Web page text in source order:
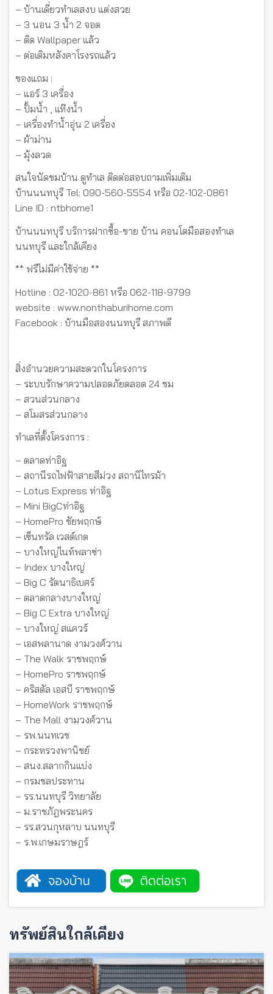
– บ้านเดี่ยวทำเลสงบ แต่งสวย
– 3 นอน 3 น้ำ 2 จอด
– ติด Wallpaper แล้ว
– ต่อเติมหลังคาโรงรถแล้ว
ของแถม :
– แอร์ 3 เครื่อง
– ปั้มน้ำ , แท๊งน้ำ
– เครื่องทำน้ำอุ่น 2 เครื่อง
– ผ้าม่าน
– มุ้งลวด
สนใจนัดชมบ้าน ดูทำเล ติดต่อสอบถามเพิ่มเติม
บ้านนนทบุรี Tel: 090-560-5554 หรือ 02-102-0861
Line ID : ntbhome1
บ้านนนทบุรี บริการฝากซื้อ-ขาย บ้าน คอนโดมือสองทำเล
นนทบุรี และใกล้เคียง
** ฟรีไม่มีค่าใช้จ่าย **
Hotline : 02-1020-861 หรือ 062-118-9799
website : www.nonthaburihome.com
Facebook : บ้านมือสองนนทบุรี สภาพดี
สิ่งอำนวยความสะดวกในโครงการ
– ระบบรักษาความปลอดภัยตลอด 24 ชม
– สวนส่วนกลาง
– สโมสรส่วนกลาง
ทำเลที่ตั้งโครงการ :
– ตลาดท่าอิฐ
– สถานีรถไฟฟ้าสายสีม่วง สถานีไทรม้า
– Lotus Express ท่าอิฐ
– Mini BigCท่าอิฐ
– HomePro ชัยพฤกษ์
– เซ็นทรัล เวสต์เกต
– บางใหญ่ไนท์พลาซ่า
– Index บางใหญ่
– Big C รัตนาธิเบศร์
– ตลาดกลางบางใหญ่
– Big C Extra บางใหญ่
– บางใหญ่ สแควร์
– เอสพลานาด งามวงศ์วาน
– The Walk ราชพฤกษ์
– HomePro ราชพฤกษ์
– คริสตัล เอสบี ราชพฤกษ์
– HomeWork ราชพฤกษ์
– The Mall งามวงศ์วาน
– รพ.นนทเวช
– กระทรวงพานิชย์
– สนง.สลากกินแบ่ง
– กรมชลประทาน
– รร.นนทบุรี วิทยาลัย
– ม.ราชภัฎพระนคร
– รร.สวนกุหลาบ นนทบุรี
– ร.พ.เกษมราษฎร์
ทรัพย์สินใกล้เคียง